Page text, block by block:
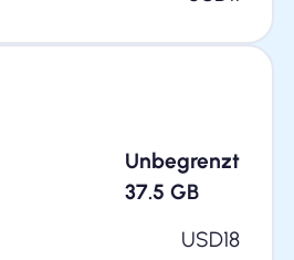
Unbegrenzt
37.5 GB
USD18